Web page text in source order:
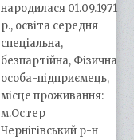
народилася 01.09.1971
р., освіта середня
спеціальна,
безпартійна, Фізична
особа-підприємець,
місце проживання:
м.Остер
Чернігівський р-н